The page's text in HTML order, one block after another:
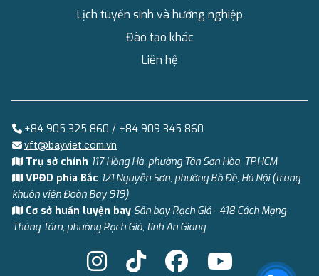
Lịch tuyển sinh và hướng nghiệp
Đào tạo khác
Liên hệ
+84 905 325 860 / +84 909 345 860
vft@bayviet.com.vn
Trụ sở chính 117 Hồng Hà, phường Tân Sơn Hòa, TP.HCM
VPĐD phía Bắc 121 Nguyễn Sơn, phường Bồ Đề, Hà Nội (trong
khuôn viên Đoàn Bay 919)
Cơ sở huấn luyện bay Sân bay Rạch Giá - 418 Cách Mạng
Tháng Tám, phường Rạch Giá, tỉnh An Giang